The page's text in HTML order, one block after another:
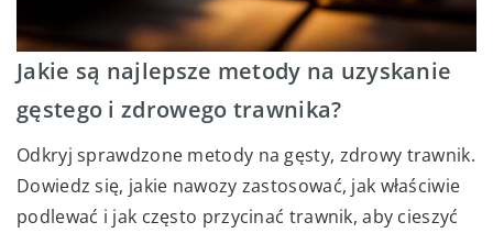
Jakie są najlepsze metody na uzyskanie
gęstego i zdrowego trawnika?
Odkryj sprawdzone metody na gęsty, zdrowy trawnik.
Dowiedz się, jakie nawozy zastosować, jak właściwie
podlewać i jak często przycinać trawnik, aby cieszyć